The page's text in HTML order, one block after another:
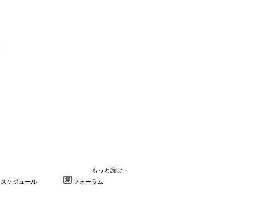
もっと読む...
スケジュール
フォーラム